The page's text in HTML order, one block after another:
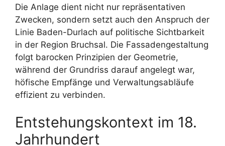
Die Anlage dient nicht nur repräsentativen
Zwecken, sondern setzt auch den Anspruch der
Linie Baden-Durlach auf politische Sichtbarkeit
in der Region Bruchsal. Die Fassadengestaltung
folgt barocken Prinzipien der Geometrie,
während der Grundriss darauf angelegt war,
höfische Empfänge und Verwaltungsabläufe
effizient zu verbinden.
Entstehungskontext im 18.
Jahrhundert